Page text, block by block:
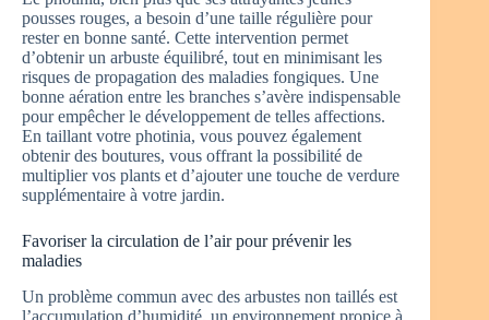
pousses rouges, a besoin d’une taille régulière pour
rester en bonne santé. Cette intervention permet
d’obtenir un arbuste équilibré, tout en minimisant les
risques de propagation des maladies fongiques. Une
bonne aération entre les branches s’avère indispensable
pour empêcher le développement de telles affections.
En taillant votre photinia, vous pouvez également
obtenir des boutures, vous offrant la possibilité de
multiplier vos plants et d’ajouter une touche de verdure
supplémentaire à votre jardin.
Favoriser la circulation de l’air pour prévenir les
maladies
Un problème commun avec des arbustes non taillés est